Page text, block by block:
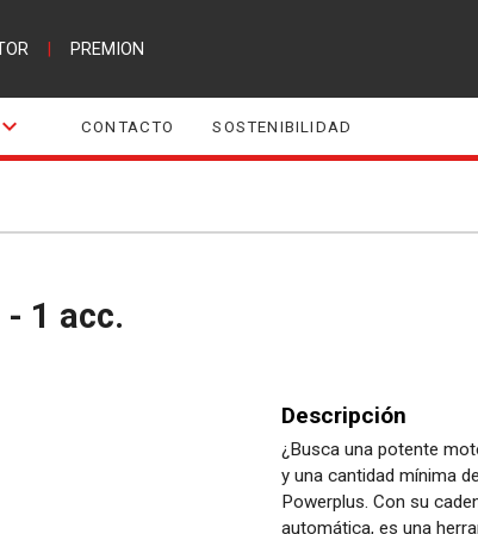
PREMION
CONTACTO SOSTENIBILIDAD
- 1 acc.
Descripción
¿Busca una potente
y una cantidad mínima
Powerplus. Con su
automática, es una